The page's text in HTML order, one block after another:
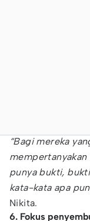
“Bagi mereka
mempertanyakan
punya bukti,
kata-kata apa
Nikita.
6. Fokus